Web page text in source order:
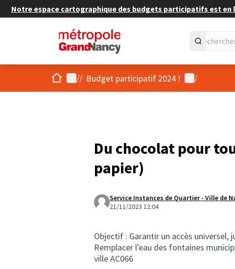
Notre espace cartographique des budgets participatifs est en
AccueilMenu principal
// Budget participatif 2024 ! Menu
/
Du chocolat pour
papier)
Service Instances de Quartier - Ville de
21/11/2023 12:04
Objectif : Garantir un accès
Remplacer l'eau des fontaines
ville AC066